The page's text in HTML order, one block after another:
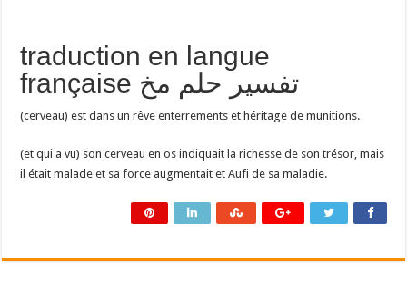
traduction en langue
française تفسير حلم مخ
(cerveau) est dans un rêve enterrements et héritage de munitions.
(et qui a vu) son cerveau en os indiquait la richesse de son trésor, mais
il était malade et sa force augmentait et Aufi de sa maladie.